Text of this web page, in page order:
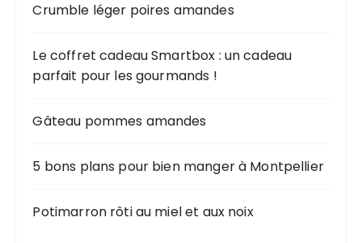
Crumble léger poires amandes
Le coffret cadeau Smartbox : un cadeau
parfait pour les gourmands !
Gâteau pommes amandes
5 bons plans pour bien manger à Montpellier
Potimarron rôti au miel et aux noix